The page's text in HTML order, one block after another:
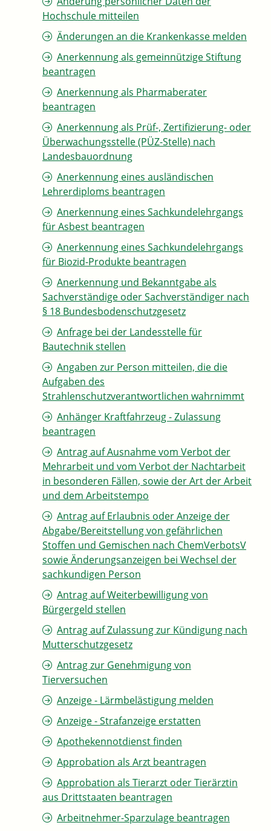
Hochschule mitteilen
Änderungen an die Krankenkasse melden
Anerkennung als gemeinnützige Stiftung
beantragen
Anerkennung als Pharmaberater
beantragen
Anerkennung als Prüf-, Zertifizierung- oder
Überwachungsstelle (PÜZ-Stelle) nach
Landesbauordnung
Anerkennung eines ausländischen
Lehrerdiploms beantragen
Anerkennung eines Sachkundelehrgangs
für Asbest beantragen
Anerkennung eines Sachkundelehrgangs
für Biozid-Produkte beantragen
Anerkennung und Bekanntgabe als
Sachverständige oder Sachverständiger nach
§ 18 Bundesbodenschutzgesetz
Anfrage bei der Landesstelle für
Bautechnik stellen
Angaben zur Person mitteilen, die die
Aufgaben des
Strahlenschutzverantwortlichen wahrnimmt
Anhänger Kraftfahrzeug - Zulassung
beantragen
Antrag auf Ausnahme vom Verbot der
Mehrarbeit und vom Verbot der Nachtarbeit
in besonderen Fällen, sowie der Art der Arbeit
und dem Arbeitstempo
Antrag auf Erlaubnis oder Anzeige der
Abgabe/Bereitstellung von gefährlichen
Stoffen und Gemischen nach ChemVerbotsV
sowie Änderungsanzeigen bei Wechsel der
sachkundigen Person
Antrag auf Weiterbewilligung von
Bürgergeld stellen
Antrag auf Zulassung zur Kündigung nach
Mutterschutzgesetz
Antrag zur Genehmigung von
Tierversuchen
Anzeige - Lärmbelästigung melden
Anzeige - Strafanzeige erstatten
Apothekennotdienst finden
Approbation als Arzt beantragen
Approbation als Tierarzt oder Tierärztin
aus Drittstaaten beantragen
Arbeitnehmer-Sparzulage beantragen